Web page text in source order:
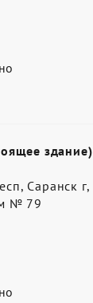
здание)
Саранск г,
№ 79